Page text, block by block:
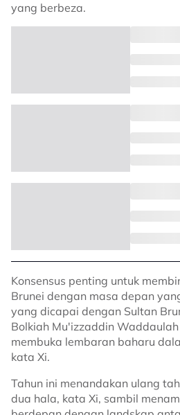
yang berbeza.
Konsensus penting untuk
Brunei dengan masa depan
yang dicapai dengan Sultan
Bolkiah Mu'izzaddin
membuka lembaran baharu
kata Xi.
Tahun ini menandakan ulang
dua hala, kata Xi, sambil